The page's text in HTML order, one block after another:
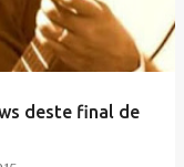
deste final de